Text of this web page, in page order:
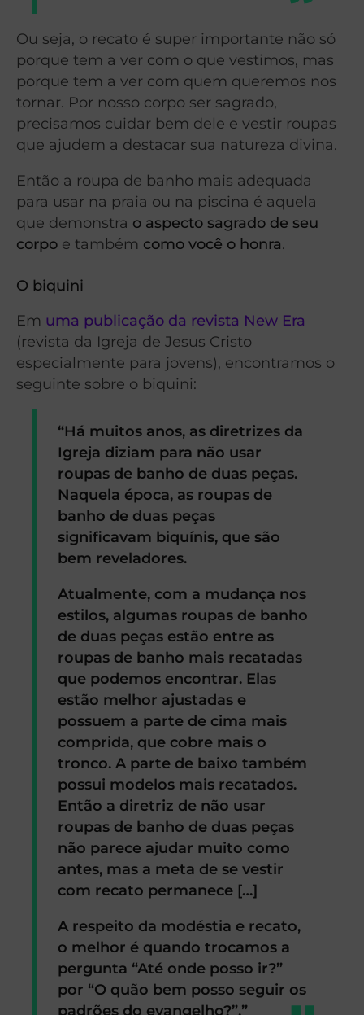
Ou seja, o recato é super importante não só
porque tem a ver com o que vestimos, mas
porque tem a ver com quem queremos nos
tornar. Por nosso corpo ser sagrado,
precisamos cuidar bem dele e vestir roupas
que ajudem a destacar sua natureza divina.
Então a roupa de banho mais adequada
para usar na praia ou na piscina é aquela
que demonstra o aspecto sagrado de seu
corpo e também como você o honra.
O biquini
Em uma publicação da revista New Era
(revista da Igreja de Jesus Cristo
especialmente para jovens), encontramos o
seguinte sobre o biquini:
“Há muitos anos, as diretrizes da
Igreja diziam para não usar
roupas de banho de duas peças.
Naquela época, as roupas de
banho de duas peças
significavam biquínis, que são
bem reveladores.
Atualmente, com a mudança nos
estilos, algumas roupas de banho
de duas peças estão entre as
roupas de banho mais recatadas
que podemos encontrar. Elas
estão melhor ajustadas e
possuem a parte de cima mais
comprida, que cobre mais o
tronco. A parte de baixo também
possui modelos mais recatados.
Então a diretriz de não usar
roupas de banho de duas peças
não parece ajudar muito como
antes, mas a meta de se vestir
com recato permanece […]
A respeito da modéstia e recato,
o melhor é quando trocamos a
pergunta “Até onde posso ir?”
por “O quão bem posso seguir os
padrões do evangelho?”.”